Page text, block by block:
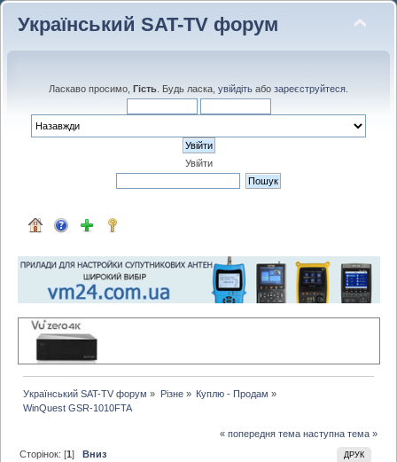
Український SAT-TV форум
Ласкаво просимо, Гість . Будь ласка, увійдіть або зареєструйтеся
Увійти
Український SAT-TV форум » Різне» Куплю - Продам »
WinQuest GSR-1010FTA
« попередня тема наступна тема »
ДРУК
Сторінок: [1]Вниз